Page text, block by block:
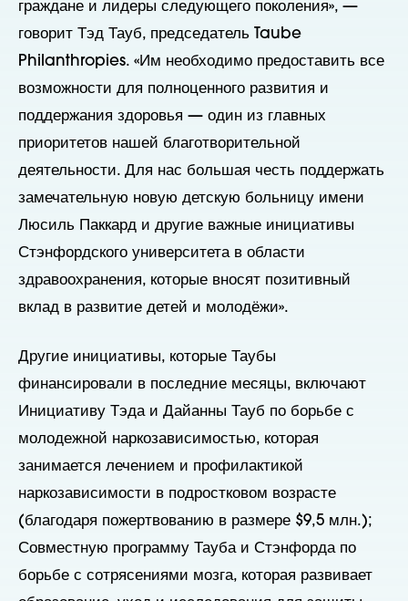
граждане и лидеры следующего поколения», —
говорит Тэд Тауб, председатель Taube
Philanthropies. «Им необходимо предоставить все
возможности для полноценного развития и
поддержания здоровья — один из главных
приоритетов нашей благотворительной
деятельности. Для нас большая честь поддержать
замечательную новую детскую больницу имени
Люсиль Паккард и другие важные инициативы
Стэнфордского университета в области
здравоохранения, которые вносят позитивный
вклад в развитие детей и молодёжи».
Другие инициативы, которые Таубы
финансировали в последние месяцы, включают
Инициативу Тэда и Дайанны Тауб по борьбе с
молодежной наркозависимостью, которая
занимается лечением и профилактикой
наркозависимости в подростковом возрасте
(благодаря пожертвованию в размере $9,5 млн.);
Совместную программу Тауба и Стэнфорда по
борьбе с сотрясениями мозга, которая развивает